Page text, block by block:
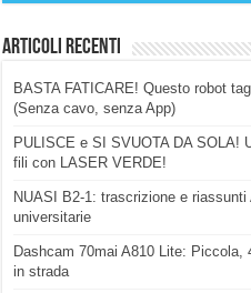
Articoli Recenti
BASTA FATICARE! Questo robot
(Senza cavo, senza App)
PULISCE e SI SVUOTA DA SOLA!
fili con LASER VERDE!
NUASI B2-1: trascrizione e
universitarie
Dashcam 70mai A810 Lite:
in strada